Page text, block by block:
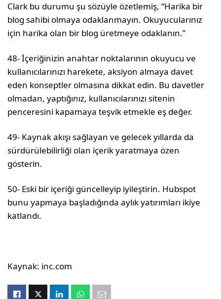
Clark bu durumu şu sözüyle özetlemiş, “Harika bir
blog sahibi olmaya odaklanmayın. Okuyucularınız
için harika olan bir blog üretmeye odaklanın.”
48- İçeriğinizin anahtar noktalarının okuyucu ve
kullanıcılarınızı harekete, aksiyon almaya davet
eden konseptler olmasına dikkat edin. Bu davetler
olmadan, yaptığınız, kullanıcılarınızı sitenin
penceresini kapamaya teşvik etmekle eş değer.
49- Kaynak akışı sağlayan ve gelecek yıllarda da
sürdürülebilirliği olan içerik yaratmaya özen
gösterin.
50- Eski bir içeriği güncelleyip iyileştirin. Hubspot
bunu yapmaya başladığında aylık yatırımları ikiye
katlandı.
Kaynak: inc.com